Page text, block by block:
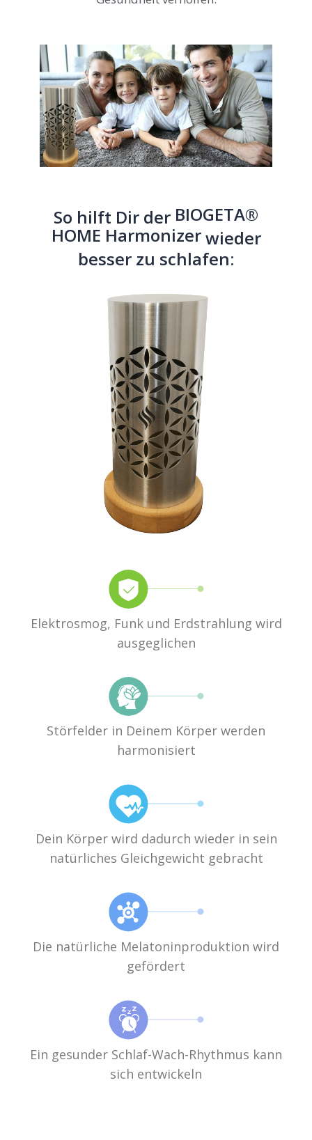
So hilft Dir der BIOGETA®
HOME Harmonizerwieder
besser zu schlafen:
Elektrosmog, Funk und Erdstrahlung wird
ausgeglichen
Störfelder in Deinem Körper werden
harmonisiert
Dein Körper wird dadurch wieder in sein
natürliches Gleichgewicht gebracht
Die natürliche Melatoninproduktion wird
gefördert
Ein gesunder Schlaf-Wach-Rhythmus kann
sich entwickeln